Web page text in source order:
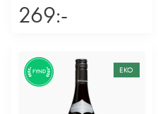
269:-
FYND EKO